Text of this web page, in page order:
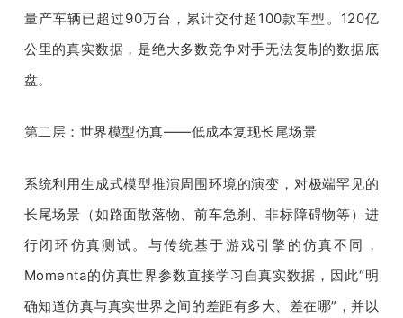
量产车辆已超过90万台，累计交付超100款车型。120亿
公里的真实数据，是绝大多数竞争对手无法复制的数据底
盘。
第二层：世界模型仿真——低成本复现长尾场景
系统利用生成式模型推演周围环境的演变，对极端罕见的
长尾场景（如路面散落物、前车急刹、非标障碍物等）进
行闭环仿真测试。与传统基于游戏引擎的仿真不同，
Momenta的仿真世界参数直接学习自真实数据，因此“明
确知道仿真与真实世界之间的差距有多大、差在哪”，并以